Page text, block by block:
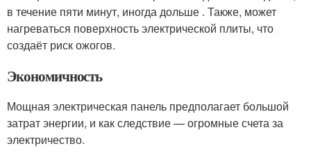
в течение пяти минут, иногда дольше . Также, может
нагреваться поверхность электрической плиты, что
создаёт риск ожогов.
Экономичность
Мощная электрическая панель предполагает большой
затрат энергии, и как следствие — огромные счета за
электричество.